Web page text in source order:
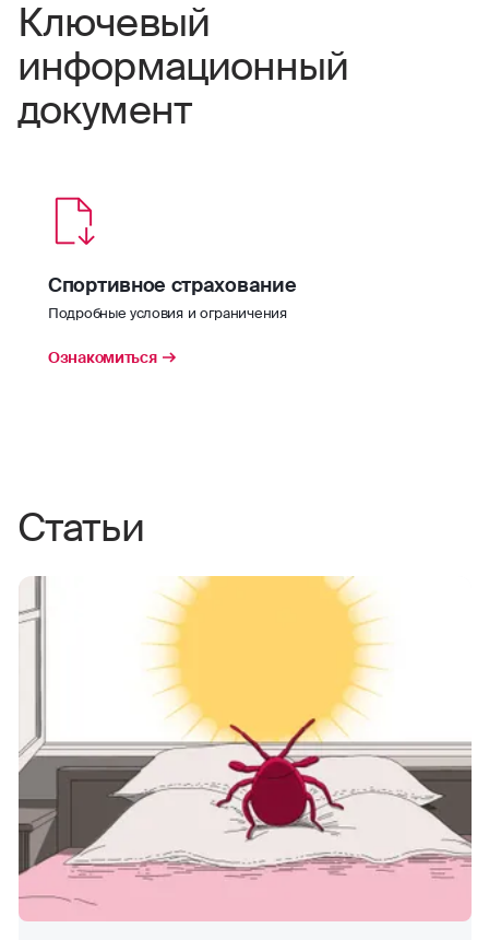
Ключевый
информационный
документ
Спортивное страхование
Подробные условия и ограничения
Ознакомиться
Статьи